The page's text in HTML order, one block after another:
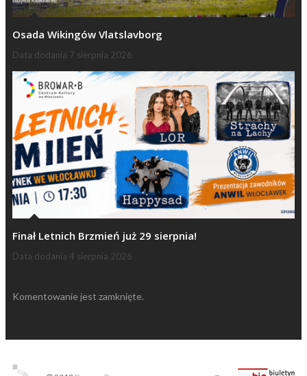
Osada Wikingów Vlatslavborg
Data dodania 7 sierpnia 2026
Finał Letnich Brzmień już 29 sierpnia!
Data dodania 4 sierpnia 2026
Komentowanie jest zamknięte.